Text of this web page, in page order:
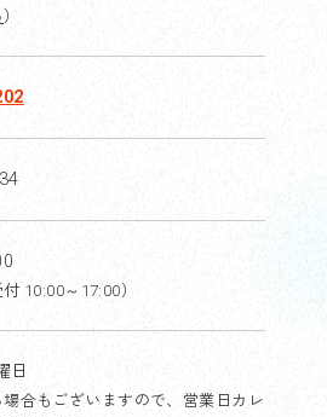
）
付 10:00～17:00）
日
合もございますので、営業日カレ